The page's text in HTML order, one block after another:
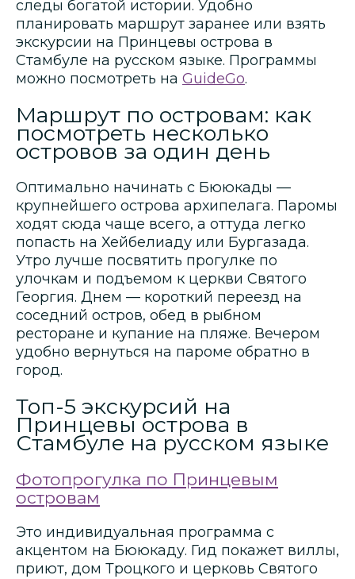
следы богатой истории. Удобно
планировать маршрут заранее или взять
экскурсии на Принцевы острова в
Стамбуле на русском языке. Программы
можно посмотреть на GuideGo.
Маршрут по островам: как
посмотреть несколько
островов за один день
Оптимально начинать с Бююкады —
крупнейшего острова архипелага. Паромы
ходят сюда чаще всего, а оттуда легко
попасть на Хейбелиаду или Бургазада.
Утро лучше посвятить прогулке по
улочкам и подъемом к церкви Святого
Георгия. Днем — короткий переезд на
соседний остров, обед в рыбном
ресторане и купание на пляже. Вечером
удобно вернуться на пароме обратно в
город.
Топ-5 экскурсий на
Принцевы острова в
Стамбуле на русском языке
Фотопрогулка по Принцевым
островам
Это индивидуальная программа с
акцентом на Бююкаду. Гид покажет виллы,
приют, дом Троцкого и церковь Святого